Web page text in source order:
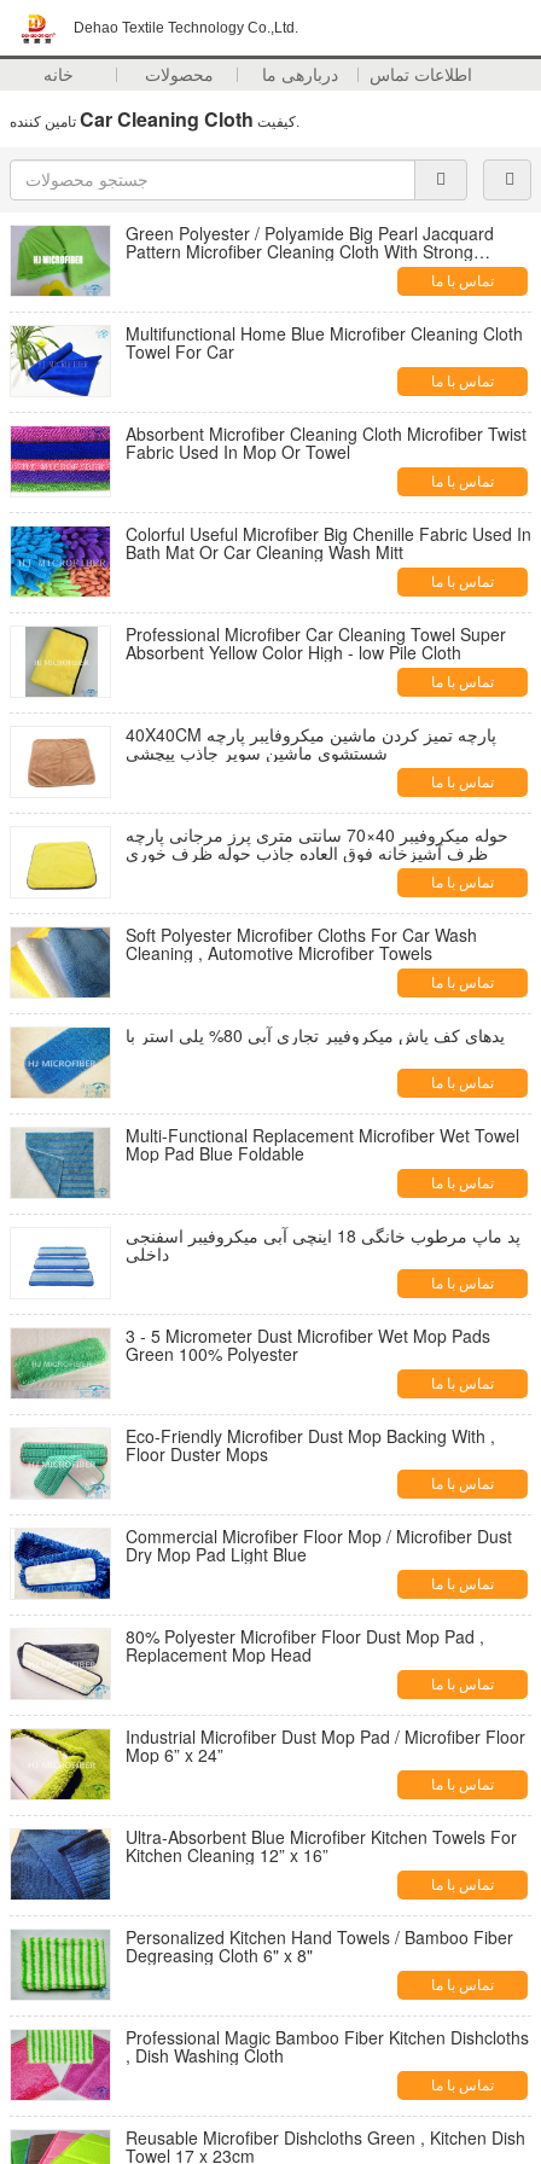
Dehao Textile Technology Co.,Ltd.
خانه محصولات دربارهی ما اطلاعات تماس
کیفیت Car Cleaning Cloth تامین کننده.
Green Polyester / Polyamide Big Pearl Jacquard
Pattern Microfiber Cleaning Cloth With Strong
تماس با ما
Multifunctional Home Blue Microfiber Cleaning Cloth
Towel For Car
تماس با ما
Absorbent Microfiber Cleaning Cloth Microfiber Twist
Fabric Used In Mop Or Towel
تماس با ما
Colorful Useful Microfiber Big Chenille Fabric Used In
Bath Mat Or Car Cleaning Wash Mitt
تماس با ما
Professional Microfiber Car Cleaning Towel Super
Absorbent Yellow Color High - low Pile Cloth
تماس با ما
40X40CM پارچه تمیز کردن ماشین میکروفایبر پارچه
شستشوی ماشین سوپر جاذب پیچشی
تماس با ما
حوله میکروفیبر 40×70 سانتی متری پرز مرجانی پارچه
ظرف آشپزخانه فوق العاده جاذب حوله ظرف خوری
تماس با ما
Soft Polyester Microfiber Cloths For Car Wash
Cleaning , Automotive Microfiber Towels
تماس با ما
پدهای کف پاش میکروفیبر تجاری آبی 80% پلی استر با
تماس با ما
Multi-Functional Replacement Microfiber Wet Towel
Mop Pad Blue Foldable
تماس با ما
پد ماپ مرطوب خانگی 18 اینچی آبی میکروفیبر اسفنجی
داخلی
تماس با ما
3 - 5 Micrometer Dust Microfiber Wet Mop Pads
Green 100% Polyester
تماس با ما
Eco-Friendly Microfiber Dust Mop Backing With ,
Floor Duster Mops
تماس با ما
Commercial Microfiber Floor Mop / Microfiber Dust
Dry Mop Pad Light Blue
تماس با ما
80% Polyester Microfiber Floor Dust Mop Pad ,
Replacement Mop Head
تماس با ما
Industrial Microfiber Dust Mop Pad / Microfiber Floor
Mop 6” x 24”
تماس با ما
Ultra-Absorbent Blue Microfiber Kitchen Towels For
Kitchen Cleaning 12” x 16”
تماس با ما
Personalized Kitchen Hand Towels / Bamboo Fiber
Degreasing Cloth 6" x 8"
تماس با ما
Professional Magic Bamboo Fiber Kitchen Dishcloths
, Dish Washing Cloth
تماس با ما
Reusable Microfiber Dishcloths Green , Kitchen Dish
Towel 17 x 23cm